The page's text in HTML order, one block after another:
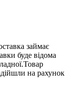
займає
буде відома
на рахунок